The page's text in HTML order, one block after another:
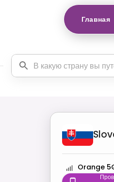
Главная
Orange